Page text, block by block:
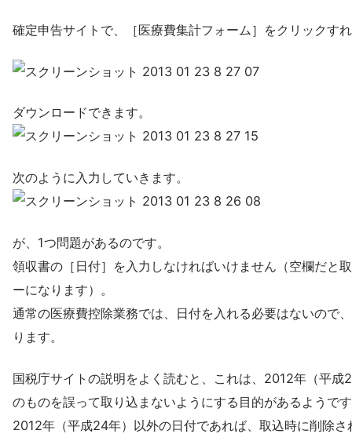
確定申告サイトで、［医療費集計フォーム］をクリックす
ダウンロードできます。
次のように入力していきます。
が、1つ問題があるのです。
領収書の［日付］を入力しなければいけません（空欄だと
ーになります）。
通常の医療費控除業務では、日付を入れる必要はないので
ります。
国税庁サイトの説明をよく読むと、これは、2012年（平成
のものを誤って取り込まないようにする目的があるようで
2012年（平成24年）以外の日付であれば、取込時に削除さ